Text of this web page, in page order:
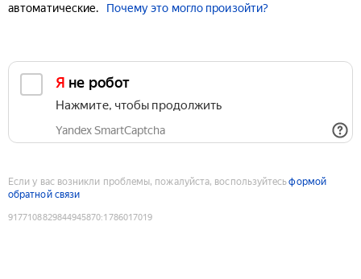
автоматические.
Почему это могло произойти?
Я не робот
Нажмите, чтобы продолжить
Yandex SmartCaptcha
Если у вас возникли проблемы, пожалуйста, воспользуйтесьформой
обратной связи
9177108829844945870:1786017019